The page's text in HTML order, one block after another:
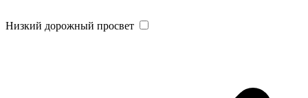
Низкий дорожный просвет